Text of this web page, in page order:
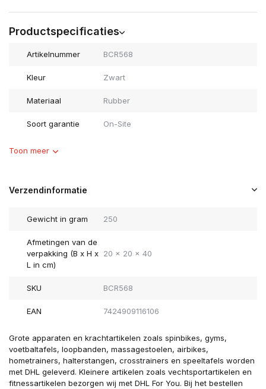
Productspecificaties
Artikelnummer BCR568
Kleur Zwart
Materiaal Rubber
Soort garantie On-Site
Toon meer
Verzendinformatie
Gewicht in gram 250
Afmetingen van de
verpakking (B x H x
L in cm)
20 x 20 x 40
SKU BCR568
EAN 7424909116106
Grote apparaten en krachtartikelen zoals spinbikes, gyms,
voetbaltafels, loopbanden, massagestoelen, airbikes,
hometrainers, halterstangen, crosstrainers en speeltafels worden
met DHL geleverd. Kleinere artikelen zoals vechtsportartikelen en
fitnessartikelen bezorgen wij met DHL For You. Bij het bestellen